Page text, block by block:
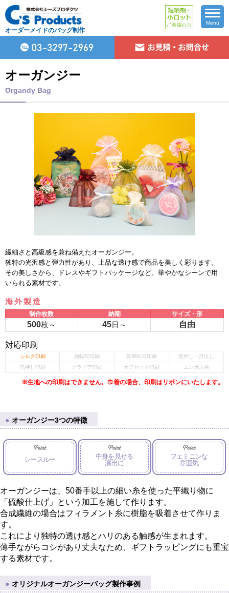
オーダーメイドのバッグ制作
Menu
オーガンジー
Organdy Bag
繊細さと高級感を兼ね備えたオーガンジー。
独特の光沢感と弾力性があり、上品な透け感で商品を美しく彩ります。
その美しさから、ドレスやギフトパッケージなど、華やかなシーンで用
いられる素材です。
海外製造
制作枚数
500枚～
納期
45日～
サイズ・形
自由
対応印刷
シルク印刷 熱転写印刷 昇華転写印刷
型押し・浮出し
箔押し印刷
グラビア印刷 オフセット印刷 エンボス柄
※生地への印刷はできません。巾着の場合、印刷はリボンにいたします。
オーガンジー3つの特徴
シースルー
中身を見せる
演出に
フェミニンな
雰囲気
オーガンジーは、50番手以上の細い糸を使った平織り物に
「硫酸仕上げ」という加工を施して作ります。
合成繊維の場合はフィラメント糸に樹脂を吸着させて作りま
す。
これにより独特の透け感とハリのある触感が生まれます。
薄手ながらコシがあり丈夫なため、ギフトラッピングにも重宝
する素材です。
オリジナルオーガンジーバッグ製作事例